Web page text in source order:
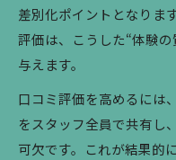
差別化ポイントとなりま
評価は、こうした“体験
与えます。
口コミ評価を高めるには
をスタッフ全員で共有し
可欠です。これが結果的